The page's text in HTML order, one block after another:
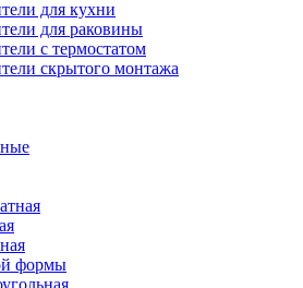
для кухни
для раковины
с термостатом
скрытого монтажа
формы